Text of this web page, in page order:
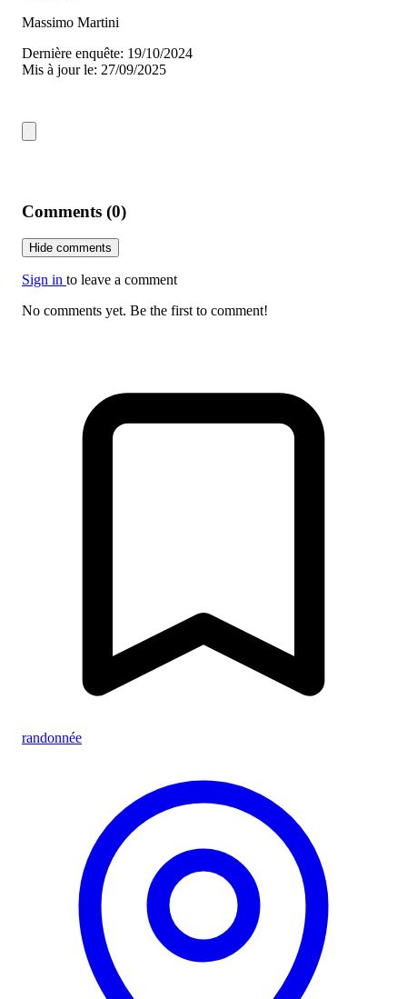
Massimo Martini
Dernière enquête: 19/10/2024
Mis à jour le: 27/09/2025
Comments (0)
Hide comments
Sign in to leave a comment
No comments yet. Be the first to comment!
randonnée